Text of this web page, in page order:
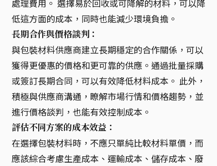
處理費用。 選擇易於回收或可降解的材料，可以降
低這方面的成本，同時也能減少環境負擔。
長期合作與價格談判：
與包裝材料供應商建立長期穩定的合作關係，可以
獲得更優惠的價格和更可靠的供應。通過批量採購
或簽訂長期合同，可以有效降低材料成本。 此外，
積極與供應商溝通，瞭解市場行情和價格趨勢，並
進行價格談判，也能有效控制成本。
評估不同方案的成本效益：
在選擇包裝材料時，不應只單純比較材料單價，而
應該綜合考慮生產成本、運輸成本、儲存成本、廢